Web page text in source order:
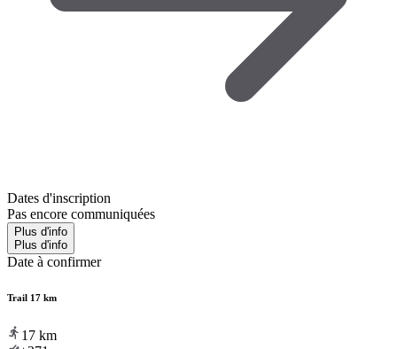
Dates d'inscription
Pas encore communiquées
Plus d'info
Plus d'info
Date à confirmer
Trail 17 km
17 km